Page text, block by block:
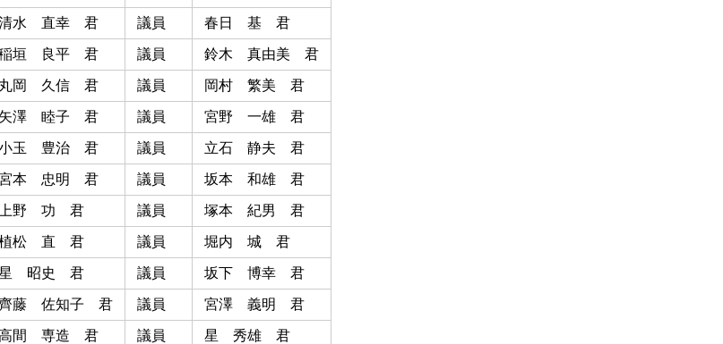
水 直幸 君 議員 春日 基 君
垣 良平 君 議員 鈴木 真由美 君
丸岡 久信 君 議員 岡村 繁美 君
矢澤 睦子 君 議員 宮野 一雄 君
玉 豊治 君 議員 立石 静夫 君
本 忠明 君 議員 坂本 和雄 君
上野 功 君 議員 塚本 紀男 君
松 直 君 議員 堀内 城 君
昭史 君 議員 坂下 博幸 君
藤 佐知子 君 議員 宮澤 義明 君
間 専造 君 議員 星 秀雄 君